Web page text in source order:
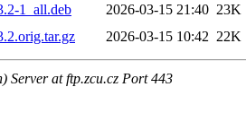
1_all.deb
2026-03-15 21:40 23K
2026-03-15 10:42 22K
Server at ftp.zcu.cz Port 443